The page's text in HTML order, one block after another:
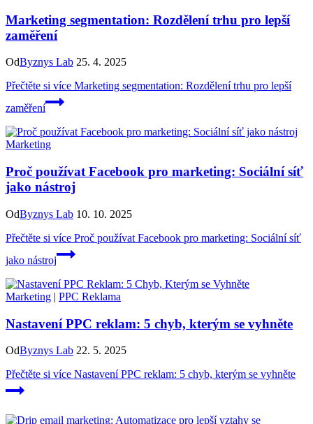
Marketing segmentation: Rozdělení trhu pro lepší
zaměření
OdByznys Lab 25. 4. 2025
Přečtěte si více Marketing segmentation: Rozdělení trhu pro lepší
zaměření
Marketing
Proč používat Facebook pro marketing: Sociální síť
jako nástroj
OdByznys Lab 10. 10. 2025
Přečtěte si více Proč používat Facebook pro marketing: Sociální síť
jako nástroj
Marketing | PPC Reklama
Nastavení PPC reklam: 5 chyb, kterým se vyhněte
OdByznys Lab 22. 5. 2025
Přečtěte si více Nastavení PPC reklam: 5 chyb, kterým se vyhněte